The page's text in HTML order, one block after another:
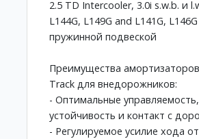
2.5 TD Intercooler, 3.0i s.w.b. и
L144G, L149G and L141G,
пружинной подвеской
Преимущества
Track для внедорожников:
- Оптимальные управляемость,
устойчивость и контакт с
- Регулируемое усилие хода